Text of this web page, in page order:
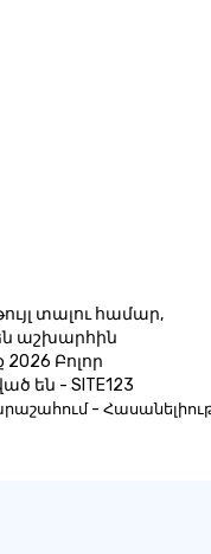
տալու համար,
աշխարհին
Բոլոր
են - SITE123
-